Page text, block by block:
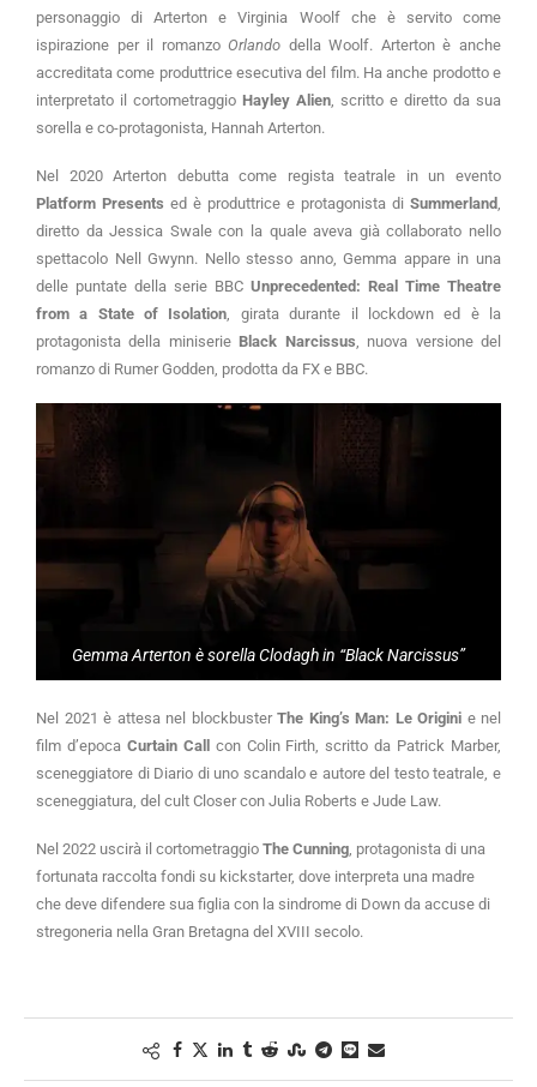
personaggio di Arterton e Virginia Woolf che è servito come
ispirazione per il romanzo Orlando della Woolf. Arterton è anche
accreditata come produttrice esecutiva del film. Ha anche prodotto e
interpretato il cortometraggio Hayley Alien , scritto e diretto da sua
sorella e co-protagonista, Hannah Arterton.
Nel 2020 Arterton debutta come regista teatrale in un evento
Platform Presents ed è produttrice e protagonista di Summerland
diretto da Jessica Swale con la quale aveva già collaborato nello
spettacolo Nell Gwynn. Nello stesso anno, Gemma appare in una
delle puntate della serie BBC Unprecedented: Real Time Theatre
from a State of Isolation , girata durante il lockdown ed è la
protagonista della miniserie Black Narcissus , nuova versione del
romanzo di Rumer Godden, prodotta da FX e BBC.
Gemma Arterton è sorella Clodagh in “Black Narcissus”
Nel 2021 è attesa nel blockbuster The King’s Man: Le Origini e nel
film d’epoca Curtain Call
con Colin Firth, scritto da Patrick Marber,
sceneggiatore di Diario di uno scandalo e autore del testo teatrale, e
sceneggiatura, del cult Closer con Julia Roberts e Jude Law.
Nel 2022 uscirà il cortometraggio The Cunning, protagonista di una
fortunata raccolta fondi su kickstarter, dove interpreta una madre
che deve difendere sua figlia con la sindrome di Down da accuse di
stregoneria nella Gran Bretagna del XVIII secolo.